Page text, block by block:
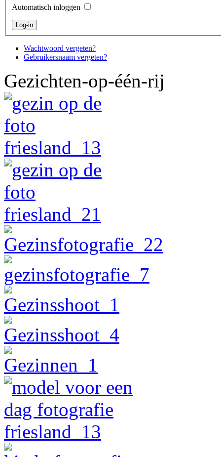
Automatisch inloggen
Wachtwoord vergeten?
Gebruikersnaam vergeten?
Gezichten-op-één-rij